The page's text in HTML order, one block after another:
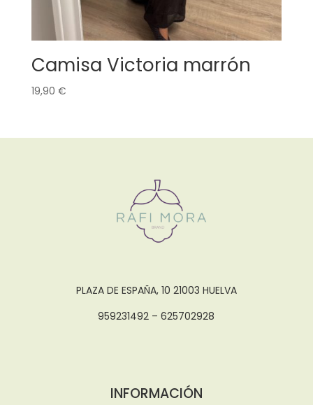
Camisa Victoria marrón
19,90 €
PLAZA DE ESPAÑA, 10 21003 HUELVA
959231492 – 625702928
INFORMACIÓN